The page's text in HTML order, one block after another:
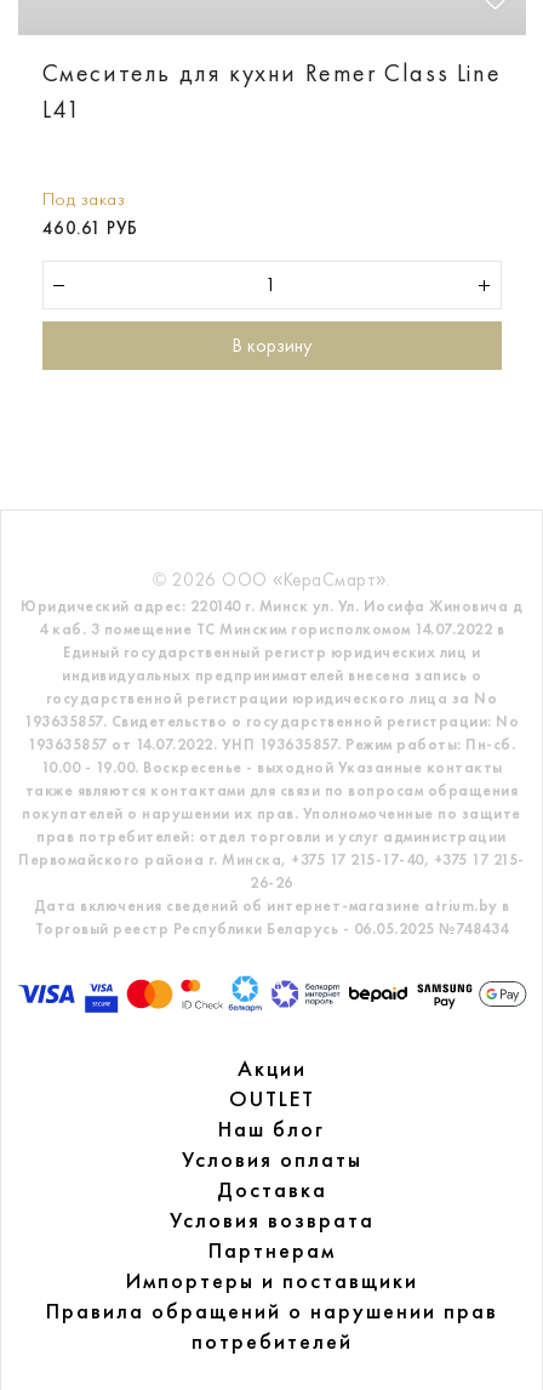
Смеситель для кухни Remer Class Line
L41
Под заказ
460.61 РУБ
В корзину
© 2026 ООО «КераСмарт».
Юридический адрес: 220140 г. Минск ул. Ул. Иосифа Жиновича д
4 каб. 3 помещение ТС Минским горисполкомом 14.07.2022 в
Единый государственный регистр юридических лиц и
индивидуальных предпринимателей внесена запись о
государственной регистрации юридического лица за No
193635857. Свидетельство о государственной регистрации: No
193635857 от 14.07.2022. УНП 193635857. Режим работы: Пн-сб.
10.00 - 19.00. Воскресенье - выходной Указанные контакты
также являются контактами для связи по вопросам обращения
покупателей о нарушении их прав. Уполномоченные по защите
прав потребителей: отдел торговли и услуг администрации
Первомайского района г. Минска, +375 17 215-17-40, +375 17 215-
26-26
Дата включения сведений об интернет-магазине atrium.by в
Торговый реестр Республики Беларусь - 06.05.2025 №748434
Акции
OUTLET
Наш блог
Условия оплаты
Доставка
Условия возврата
Партнерам
Импортеры и поставщики
Правила обращений о нарушении прав
потребителей